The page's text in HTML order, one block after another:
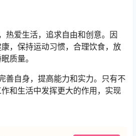
热爱生活，追求自由和创意。因
，保持运动习惯，合理饮食，放
质量。
善自身，提高能力和实力。只有不
和生活中发挥更大的作用，实现